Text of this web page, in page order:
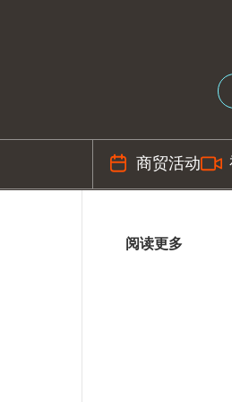
商贸活动
阅读更多